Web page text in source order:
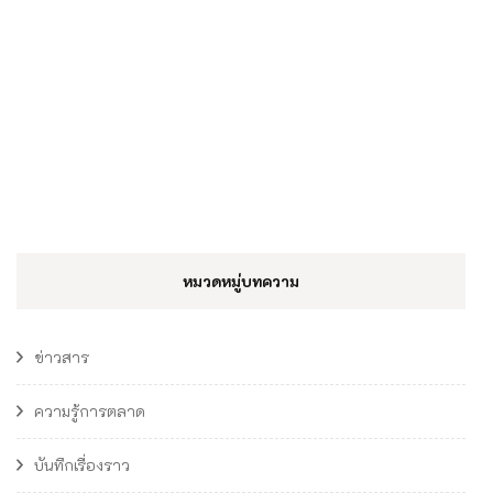
หมวดหมู่บทความ
ข่าวสาร
ความรู้การตลาด
บันทึกเรื่องราว